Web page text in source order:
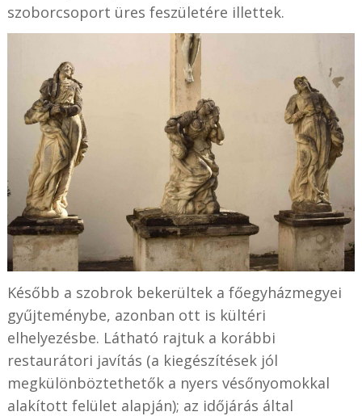
szoborcsoport üres feszületére illettek.
Később a szobrok bekerültek a főegyházmegyei
gyűjteménybe, azonban ott is kültéri
elhelyezésbe. Látható rajtuk a korábbi
restaurátori javítás (a kiegészítések jól
megkülönböztethetők a nyers vésőnyomokkal
alakított felület alapján); az időjárás által